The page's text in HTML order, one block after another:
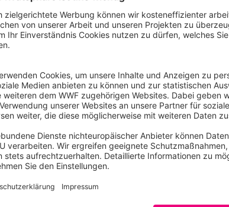
Anwalts um die Rechte der
Indigenen vor Gericht zu
TERRITORIEN SCHÜTZEN